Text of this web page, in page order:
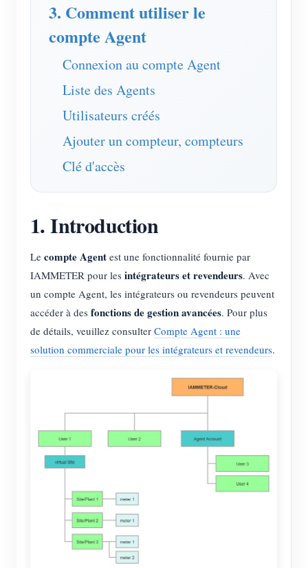
Chargeur EV
Simulateur IAMMETER
Compteur virtuel
Système de prévision et de simulation énergétique
Applications
Moniteur d’énergie pour système solaire PV
Moniteur de consommation électrique
Système de contrôle du chauffage PV
Domotique
Boutique
Ressources
Documentation
Vidéo tutorielle
FAQ
Actualités
Blogs
Programme contributeur
Centre des contributeurs
Activités IAMMETER
Forum
App Store
Explorer le site
Solutions
Contact
À propos de nous
3. Comment utiliser le
compte Agent
Connexion au compte Agent
Liste des Agents
Utilisateurs créés
Ajouter un compteur, compteurs
Clé d'accès
1. Introduction
Le compte Agent est une fonctionnalité fournie par
IAMMETER pour les intégrateurs et revendeurs. Avec
un compte Agent, les intégrateurs ou revendeurs peuvent
accéder à des fonctions de gestion avancées. Pour plus
de détails, veuillez consulter Compte Agent : une
solution commerciale pour les intégrateurs et revendeurs.